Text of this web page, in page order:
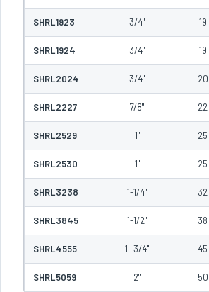
SHRL1923 3/4" 19
SHRL1924 3/4" 19
SHRL2024 3/4" 20
SHRL2227 7/8" 22
SHRL2529 1" 25
SHRL2530 1" 25
SHRL3238 1-1/4" 32
SHRL3845 1-1/2" 38
SHRL4555 1 -3/4" 45
SHRL5059 2" 50